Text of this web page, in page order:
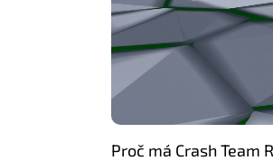
Proč má Crash Team